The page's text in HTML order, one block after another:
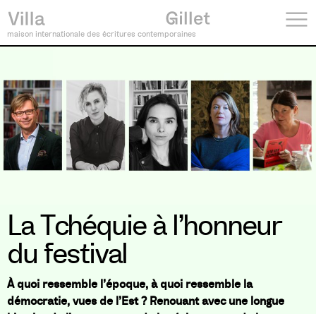
maison internationale des écritures contemporaines
La Tchéquie à l’honneur
du festival
À quoi ressemble l’époque, à quoi ressemble la
démocratie, vues de l’Est ? Renouant avec une longue